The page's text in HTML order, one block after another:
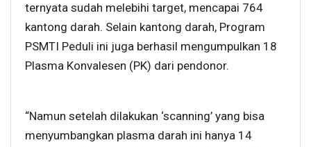
ternyata sudah melebihi target, mencapai 764
kantong darah. Selain kantong darah, Program
PSMTI Peduli ini juga berhasil mengumpulkan 18
Plasma Konvalesen (PK) dari pendonor.
“Namun setelah dilakukan ‘scanning’ yang bisa
menyumbangkan plasma darah ini hanya 14